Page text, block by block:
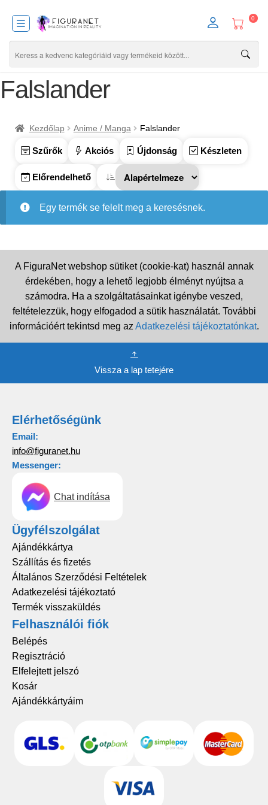
0
Falslander
Kezdőlap Anime / Manga Falslander
Szűrők Akciós Újdonság Készleten
Előrendelhető
Egy termék se felelt meg a keresésnek.
A FiguraNet webshop sütiket (cookie-kat) használ annak
érdekében, hogy a lehető legjobb élményt nyújtsa a
számodra. Ha a szolgáltatásainkat igénybe veszed,
feltételezzük, hogy elfogadod a sütik használatát. További
információért tekintsd meg az Adatkezelési tájékoztatónkat.
Vissza a lap tetejére
Elérhetőségünk
Email:
info@figuranet.hu
Messenger:
Chat indítása
Ügyfélszolgálat
Ajándékkártya
Szállítás és fizetés
Általános Szerződési Feltételek
Adatkezelési tájékoztató
Termék visszaküldés
Felhasználói fiók
Belépés
Regisztráció
Elfelejtett jelszó
Kosár
Ajándékkártyáim